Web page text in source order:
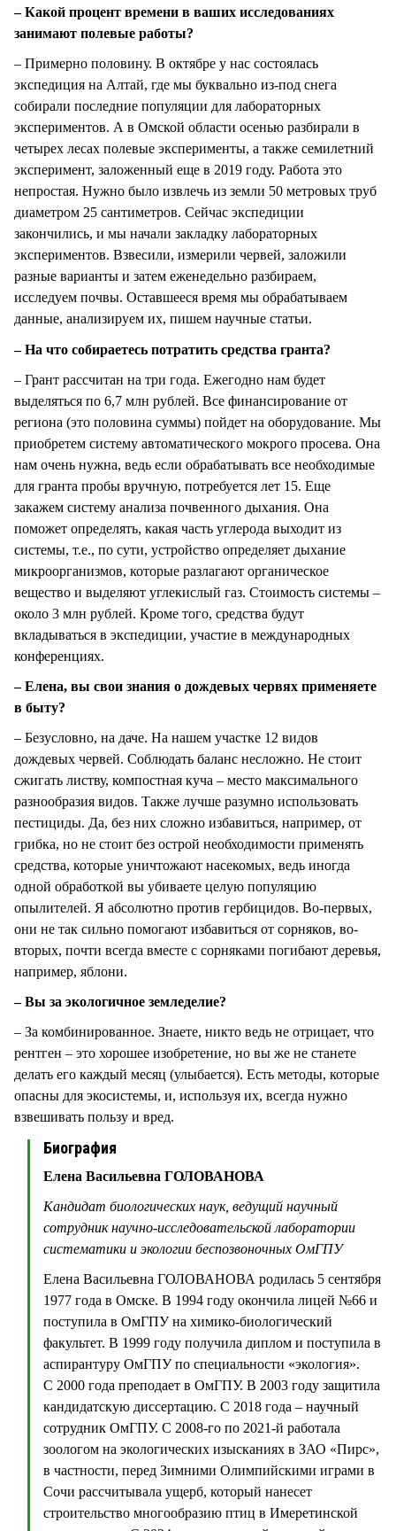
– Какой процент времени в ваших исследованиях
занимают полевые работы?
– Примерно половину. В октябре у нас состоялась
экспедиция на Алтай, где мы буквально из-под снега
собирали последние популяции для лабораторных
экспериментов. А в Омской области осенью разбирали в
четырех лесах полевые эксперименты, а также семилетний
эксперимент, заложенный еще в 2019 году. Работа это
непростая. Нужно было извлечь из земли 50 метровых труб
диаметром 25 сантиметров. Сейчас экспедиции
закончились, и мы начали закладку лабораторных
экспериментов. Взвесили, измерили червей, заложили
разные варианты и затем еженедельно разбираем,
исследуем почвы. Оставшееся время мы обрабатываем
данные, анализируем их, пишем научные статьи.
– На что собираетесь потратить средства гранта?
– Грант рассчитан на три года. Ежегодно нам будет
выделяться по 6,7 млн рублей. Все финансирование от
региона (это половина суммы) пойдет на оборудование. Мы
приобретем систему автоматического мокрого просева. Она
нам очень нужна, ведь если обрабатывать все необходимые
для гранта пробы вручную, потребуется лет 15. Еще
закажем систему анализа почвенного дыхания. Она
поможет определять, какая часть углерода выходит из
системы, т.е., по сути, устройство определяет дыхание
микроорганизмов, которые разлагают органическое
вещество и выделяют углекислый газ. Стоимость системы –
около 3 млн рублей. Кроме того, средства будут
вкладываться в экспедиции, участие в международных
конференциях.
– Елена, вы свои знания о дождевых червях применяете
в быту?
– Безусловно, на даче. На нашем участке 12 видов
дождевых червей. Соблюдать баланс несложно. Не стоит
сжигать листву, компостная куча – место максимального
разнообразия видов. Также лучше разумно использовать
пестициды. Да, без них сложно избавиться, например, от
грибка, но не стоит без острой необходимости применять
средства, которые уничтожают насекомых, ведь иногда
одной обработкой вы убиваете целую популяцию
опылителей. Я абсолютно против гербицидов. Во-первых,
они не так сильно помогают избавиться от сорняков, во-
вторых, почти всегда вместе с сорняками погибают деревья,
например, яблони.
– Вы за экологичное земледелие?
– За комбинированное. Знаете, никто ведь не отрицает, что
рентген – это хорошее изобретение, но вы же не станете
делать его каждый месяц (улыбается). Есть методы, которые
опасны для экосистемы, и, используя их, всегда нужно
взвешивать пользу и вред.
Биография
Елена Васильевна ГОЛОВАНОВА
Кандидат биологических наук, ведущий научный
сотрудник научно-исследовательской лаборатории
систематики и экологии беспозвоночных ОмГПУ
Елена Васильевна ГОЛОВАНОВА родилась 5 сентября
1977 года в Омске. В 1994 году окончила лицей №66 и
поступила в ОмГПУ на химико-биологический
факультет. В 1999 году получила диплом и поступила в
аспирантуру ОмГПУ по специальности «экология».
С 2000 года преподает в ОмГПУ. В 2003 году защитила
кандидатскую диссертацию. С 2018 года – научный
сотрудник ОмГПУ. С 2008-го по 2021-й работала
зоологом на экологических изысканиях в ЗАО «Пирс»,
в частности, перед Зимними Олимпийскими играми в
Сочи рассчитывала ущерб, который нанесет
строительство многообразию птиц в Имеретинской